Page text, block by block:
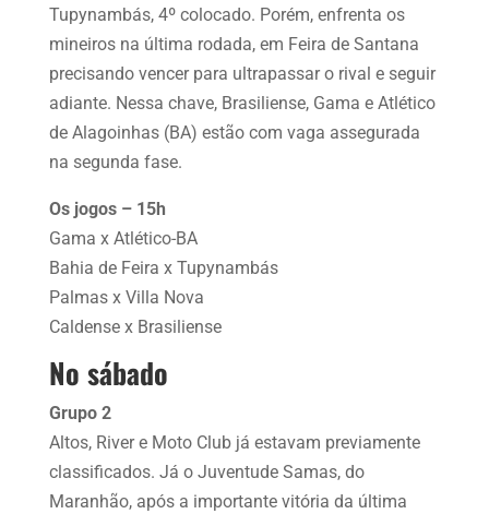
Tupynambás, 4º colocado. Porém, enfrenta os
mineiros na última rodada, em Feira de Santana
precisando vencer para ultrapassar o rival e seguir
adiante. Nessa chave, Brasiliense, Gama e Atlético
de Alagoinhas (BA) estão com vaga assegurada
na segunda fase.
Os jogos – 15h
Gama x Atlético-BA
Bahia de Feira x Tupynambás
Palmas x Villa Nova
Caldense x Brasiliense
No sábado
Grupo 2
Altos, River e Moto Club já estavam previamente
classificados. Já o Juventude Samas, do
Maranhão, após a importante vitória da última